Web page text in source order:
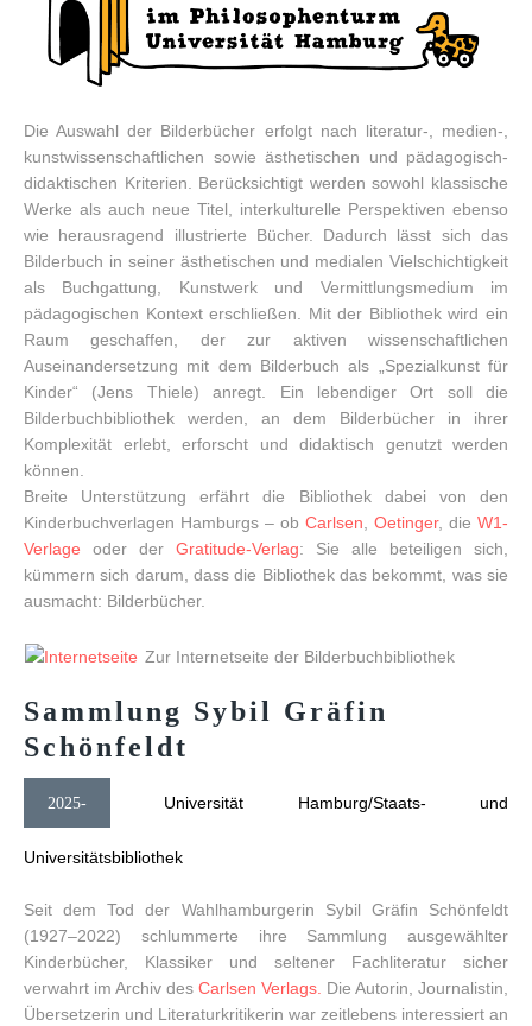
Die Auswahl der Bilderbücher erfolgt nach literatur-, medien-,
kunstwissenschaftlichen sowie ästhetischen und pädagogisch-
didaktischen Kriterien. Berücksichtigt werden sowohl klassische
Werke als auch neue Titel, interkulturelle Perspektiven ebenso
wie herausragend illustrierte Bücher. Dadurch lässt sich das
Bilderbuch in seiner ästhetischen und medialen Vielschichtigkeit
als Buchgattung, Kunstwerk und Vermittlungsmedium im
pädagogischen Kontext erschließen. Mit der Bibliothek wird ein
Raum geschaffen, der zur aktiven wissenschaftlichen
Auseinandersetzung mit dem Bilderbuch als „Spezialkunst für
Kinder“ (Jens Thiele) anregt. Ein lebendiger Ort soll die
Bilderbuchbibliothek werden, an dem Bilderbücher in ihrer
Komplexität erlebt, erforscht und didaktisch genutzt werden
können.
Breite Unterstützung erfährt die Bibliothek dabei von den
Kinderbuchverlagen Hamburgs – ob Carlsen, Oetinger, die W1-
Verlage oder der Gratitude-Verlag: Sie alle beteiligen sich,
kümmern sich darum, dass die Bibliothek das bekommt, was sie
ausmacht: Bilderbücher.
Zur Internetseite der Bilderbuchbibliothek
Sammlung Sybil Gräfin
Schönfeldt
2025- Universität Hamburg/Staats- und
Universitätsbibliothek
Seit dem Tod der Wahlhamburgerin Sybil Gräfin Schönfeldt
(1927–2022) schlummerte ihre Sammlung ausgewählter
Kinderbücher, Klassiker und seltener Fachliteratur sicher
verwahrt im Archiv des Carlsen Verlags. Die Autorin, Journalistin,
Übersetzerin und Literaturkritikerin war zeitlebens interessiert an